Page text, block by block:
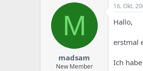
s
u
n
g
M
madsam
New Member
16. Okt.
Hallo,
erstmal
Ich